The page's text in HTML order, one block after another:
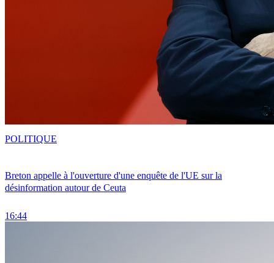
Breton appelle à l'ouverture d'une enquête de l'UE sur la
désinformation autour de Ceuta
16:44
POLITIQUE